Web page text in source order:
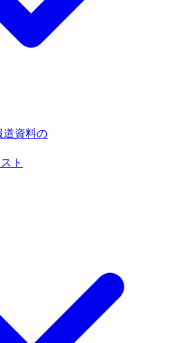
道資料の
ト